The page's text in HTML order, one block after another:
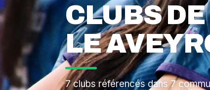
CLUBS
LE
7 clubs référencés dans 7